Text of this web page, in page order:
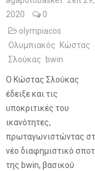
2020
0
olympiacos
Ολυμπιακός
Κώστας
Σλούκας
bwin
Ο Κώστας Σλούκας
έδειξε και τις
υποκριτικές του
ικανότητες,
πρωταγωνιστώντας
νέο διαφημιστικό σποτ
της bwin, βασικού